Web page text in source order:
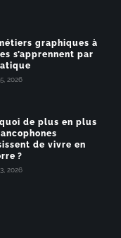
graphiques à
s’apprennent par
2026
de plus en plus
de vivre en
?
2026